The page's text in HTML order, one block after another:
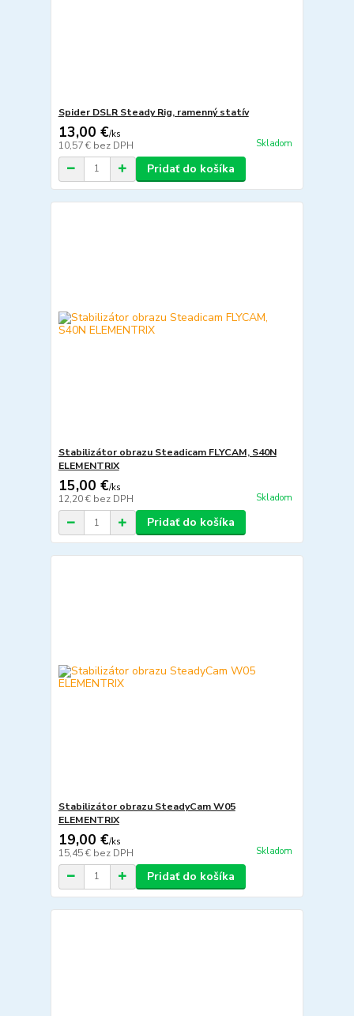
Spider DSLR Steady Rig, ramenný statív
13,00 €/ks
10,57 € bez DPH Skladom
Pridať do košíka
Stabilizátor obrazu Steadicam FLYCAM, S40N
ELEMENTRIX
15,00 €/ks
12,20 € bez DPH Skladom
Pridať do košíka
Stabilizátor obrazu SteadyCam W05
ELEMENTRIX
19,00 €/ks
15,45 € bez DPH Skladom
Pridať do košíka